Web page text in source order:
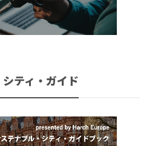
ティ・ガイド